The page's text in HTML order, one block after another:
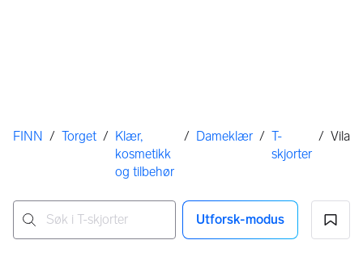
Her er du
FINN / Torget / Klær,
kosmetikk
og tilbehør
/ Dameklær / T-
skjorter
/ Vila
Utforsk-modus